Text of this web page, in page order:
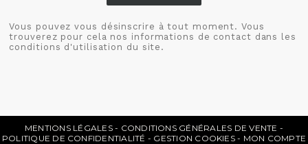
Vous pouvez vous désinscrire à tout moment. Vous
trouverez pour cela nos informations de contact dans les
conditions d'utilisation du site.
MENTIONS LÉGALES
CONDITIONS GÉNÉRALES DE VENTE
POLITIQUE DE CONFIDENTIALITÉ
GESTION COOKIES
MON COMPTE